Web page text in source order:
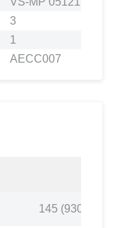
3
1
AECC007
145 (930_) 1.6